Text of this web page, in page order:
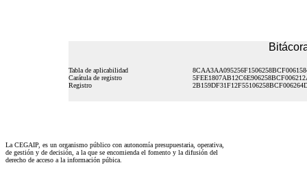
Tabla de aplicabilidad
Carátula de registro
Registro
La CEGAIP, es un organismo público con autonomía presupuestaria, operativa,
de gestión y de decisión, a la que se encomienda el fomento y la difusión del
derecho de acceso a la información púbica.